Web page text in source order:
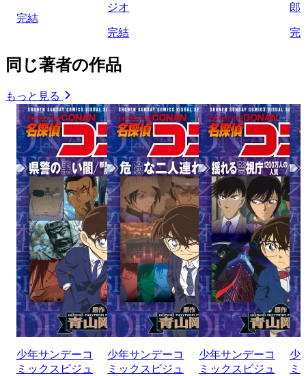
完結
ジオ
完結
郎/
完
同じ著者の作品
もっと見る
少年サンデーコ
ミックスビジュ
少年サンデーコ
ミックスビジュ
少年サンデーコ
ミックスビジュ
少
ミ